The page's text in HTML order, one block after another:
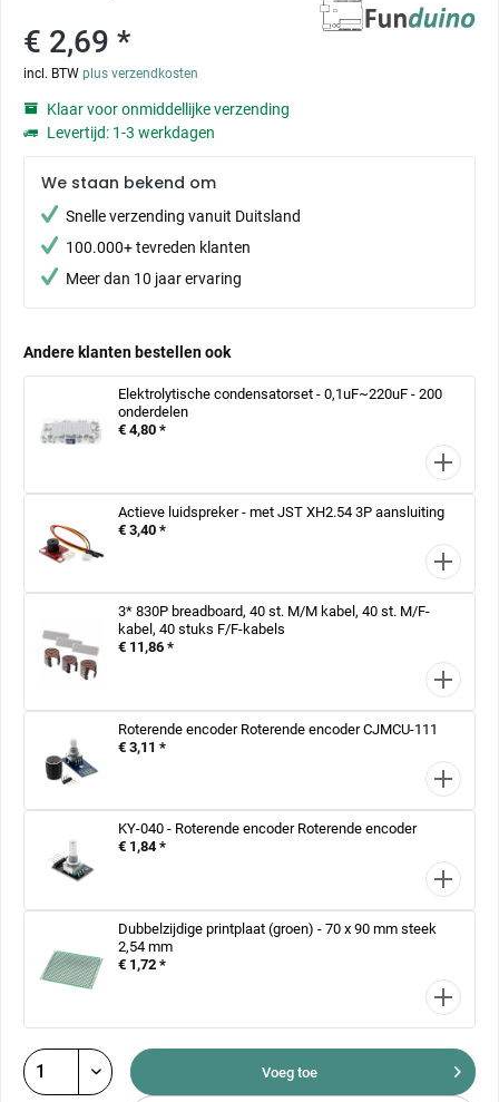
€ 2,69 *
incl. BTW plus verzendkosten
Klaar voor onmiddellijke verzending
Levertijd: 1-3 werkdagen
We staan bekend om
Snelle verzending vanuit Duitsland
100.000+ tevreden klanten
Meer dan 10 jaar ervaring
Andere klanten bestellen ook
Elektrolytische condensatorset - 0,1uF~220uF - 200
onderdelen
€ 4,80 *
Actieve luidspreker - met JST XH2.54 3P aansluiting
€ 3,40 *
3* 830P breadboard, 40 st. M/M kabel, 40 st. M/F-
kabel, 40 stuks F/F-kabels
€ 11,86 *
Roterende encoder Roterende encoder CJMCU-111
€ 3,11 *
KY-040 - Roterende encoder Roterende encoder
€ 1,84 *
Dubbelzijdige printplaat (groen) - 70 x 90 mm steek
2,54 mm
€ 1,72 *
Voeg toe